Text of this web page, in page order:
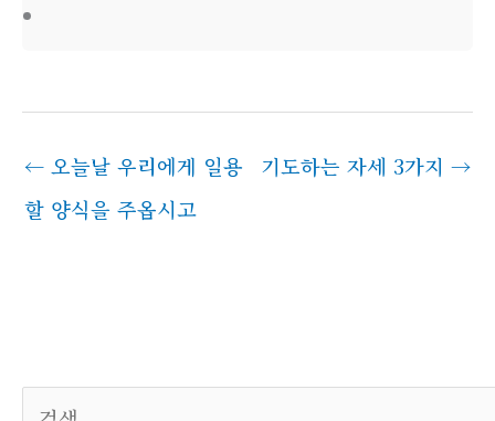
← 오늘날 우리에게 일용
할 양식을 주옵시고
기도하는 자세 3가지 →
검색